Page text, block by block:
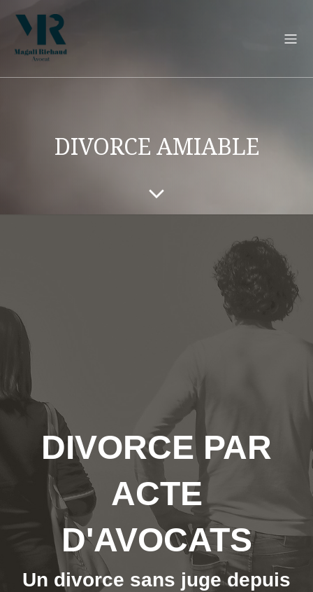
DIVORCE AMIABLE
DIVORCE PAR
ACTE
D'AVOCATS
Un divorce sans juge depuis